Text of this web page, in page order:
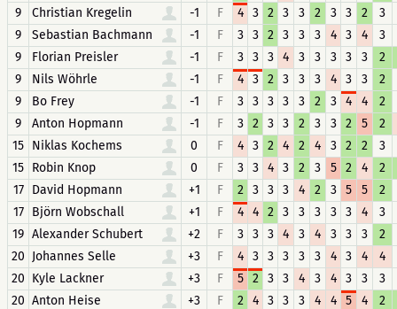
9
Christian Kregelin -1 F 4 3 2 3 3 2 3 3 2
3
9
Sebastian Bachmann -1 F 3 3 2 3 3 3 4 3 4
3
9
Florian Preisler -1 F 3 3 3 4 3 3 3 3 3
2
9
Nils Wöhrle -1 F 4 3 2 3 3 3 4 3 3
2
9
Bo Frey -1 F 3 3 3 3 3 2 3 4 4
2
9
Anton Hopmann -1 F 3 2 3 3 2 3 3 2 5
2
15 Niklas Kochems 0 F 4 3 2 4 2 4 3 2 2
3
15 Robin Knop 0 F 3 3 4 3 2 3 5 2 4
2
17
David Hopmann +1 F 2 3 3 3 4 2 3 5 5
2
17
Björn Wobschall +1 F 4 4 2 3 3 3 3 3 4
3
19 Alexander Schubert +2 F 3 3 3 4 3 4 3 3 3
2
20 Johannes Selle +3 F 4 3 3 3 3 3 4 3 4
4
20 Kyle Lackner +3 F 5 2 3 3 4 3 4 3 3
3
20 Anton Heise +3 F 2 4 3 3 3 4 4 5 4
2